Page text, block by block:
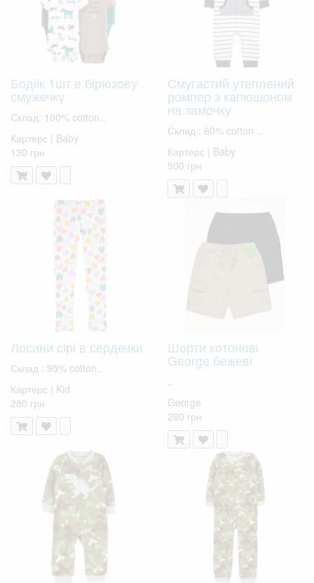
Бодіік 1шт в бірюзову
смужечку
Склад: 100% cotton..
Картерс | Baby
130 грн
Смугастий утеплений
ромпер з капюшоном
на замочку
Склад : 60% cotton ..
Картерс | Baby
500 грн
Лосини сірі в сердечки
Склад : 95% cotton..
Картерс | Kid
280 грн
Шорти котонові
George бежеві
George
280 грн